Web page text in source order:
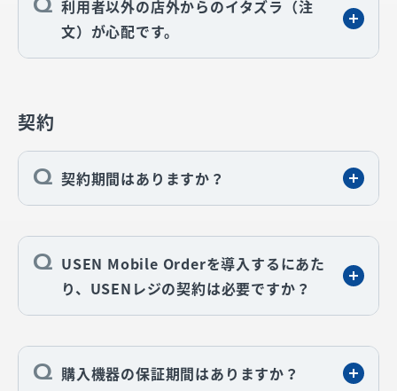
利用者以外の店外からのイタズラ（注
文）が心配です。
契約
契約期間はありますか？
USEN Mobile Orderを導入するにあた
り、USENレジの契約は必要ですか？
購入機器の保証期間はありますか？